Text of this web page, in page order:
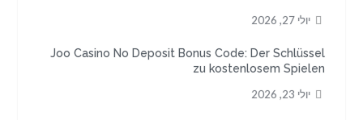
יולי 27, 2026
Joo Casino No Deposit Bonus Code: Der Schlüssel
zu kostenlosem Spielen
יולי 23, 2026